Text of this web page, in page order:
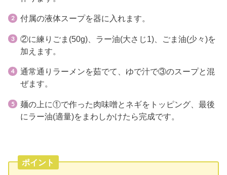
付属の液体スープを器に入れます。
②に練りごま(50g)、ラー油(大さじ1)、ごま油(少々)を
加えます。
通常通りラーメンを茹でて、ゆで汁で③のスープと混
ぜます。
麺の上に①で作った肉味噌とネギをトッピング、最後
にラー油(適量)をまわしかけたら完成です。
ポイント